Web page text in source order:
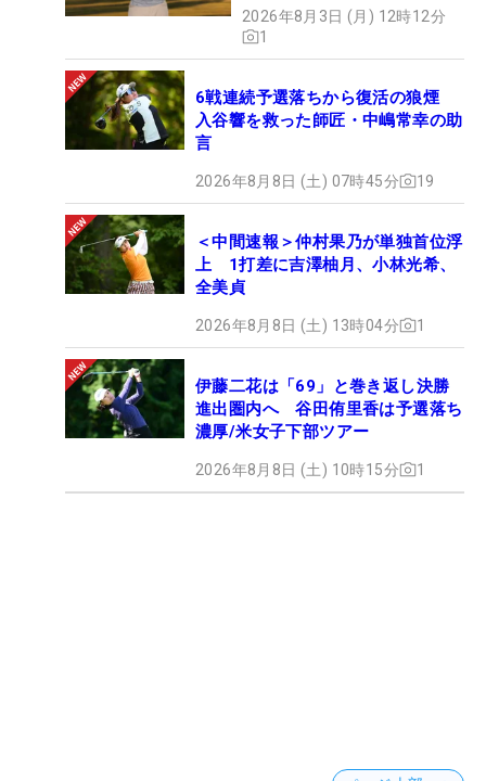
2026年8月3日 (月) 12時12分
1
6戦連続予選落ちから復活の狼煙
入谷響を救った師匠・中嶋常幸の助
言
2026年8月8日 (土) 07時45分 19
＜中間速報＞仲村果乃が単独首位浮
上 1打差に吉澤柚月、小林光希、
全美貞
2026年8月8日 (土) 13時04分 1
伊藤二花は「69」と巻き返し決勝
進出圏内へ 谷田侑里香は予選落ち
濃厚/米女子下部ツアー
2026年8月8日 (土) 10時15分 1